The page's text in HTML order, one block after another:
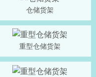
仓储货架
重型仓储货架